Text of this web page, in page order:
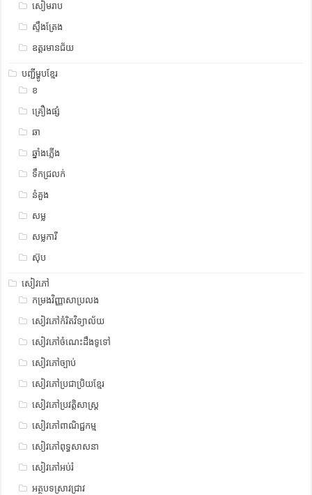
សៀមរាប
ស្ទឹង​​ត្រែង
ឧត្ដរមានជ័យ
បញ្ជីម្ហូបខ្មែរ
ខ
គ្រឿងផ្សំ
ឆា
ឆ្នាំងភ្លើង
ទឹកជ្រលក់
នំគួង
សម្ល
សម្លការី
ស៊ុប
សៀវភៅ
កម្រងវិញ្ញាសាប្រលង
សៀវភៅកំរិតវិទ្យាល័យ
សៀវភៅចំណេះដឹងទូទៅ
សៀវភៅច្បាប់
សៀវភៅប្រជាប្រិយខ្មែរ
សៀវភៅប្រវត្តិសាស្រ្ត
សៀវភៅពាណិជ្ជកម្ម
សៀវភៅពុទ្ធសាសនា
សៀវភៅអប់រំ
អត្ថបទស្រាវជ្រាវ